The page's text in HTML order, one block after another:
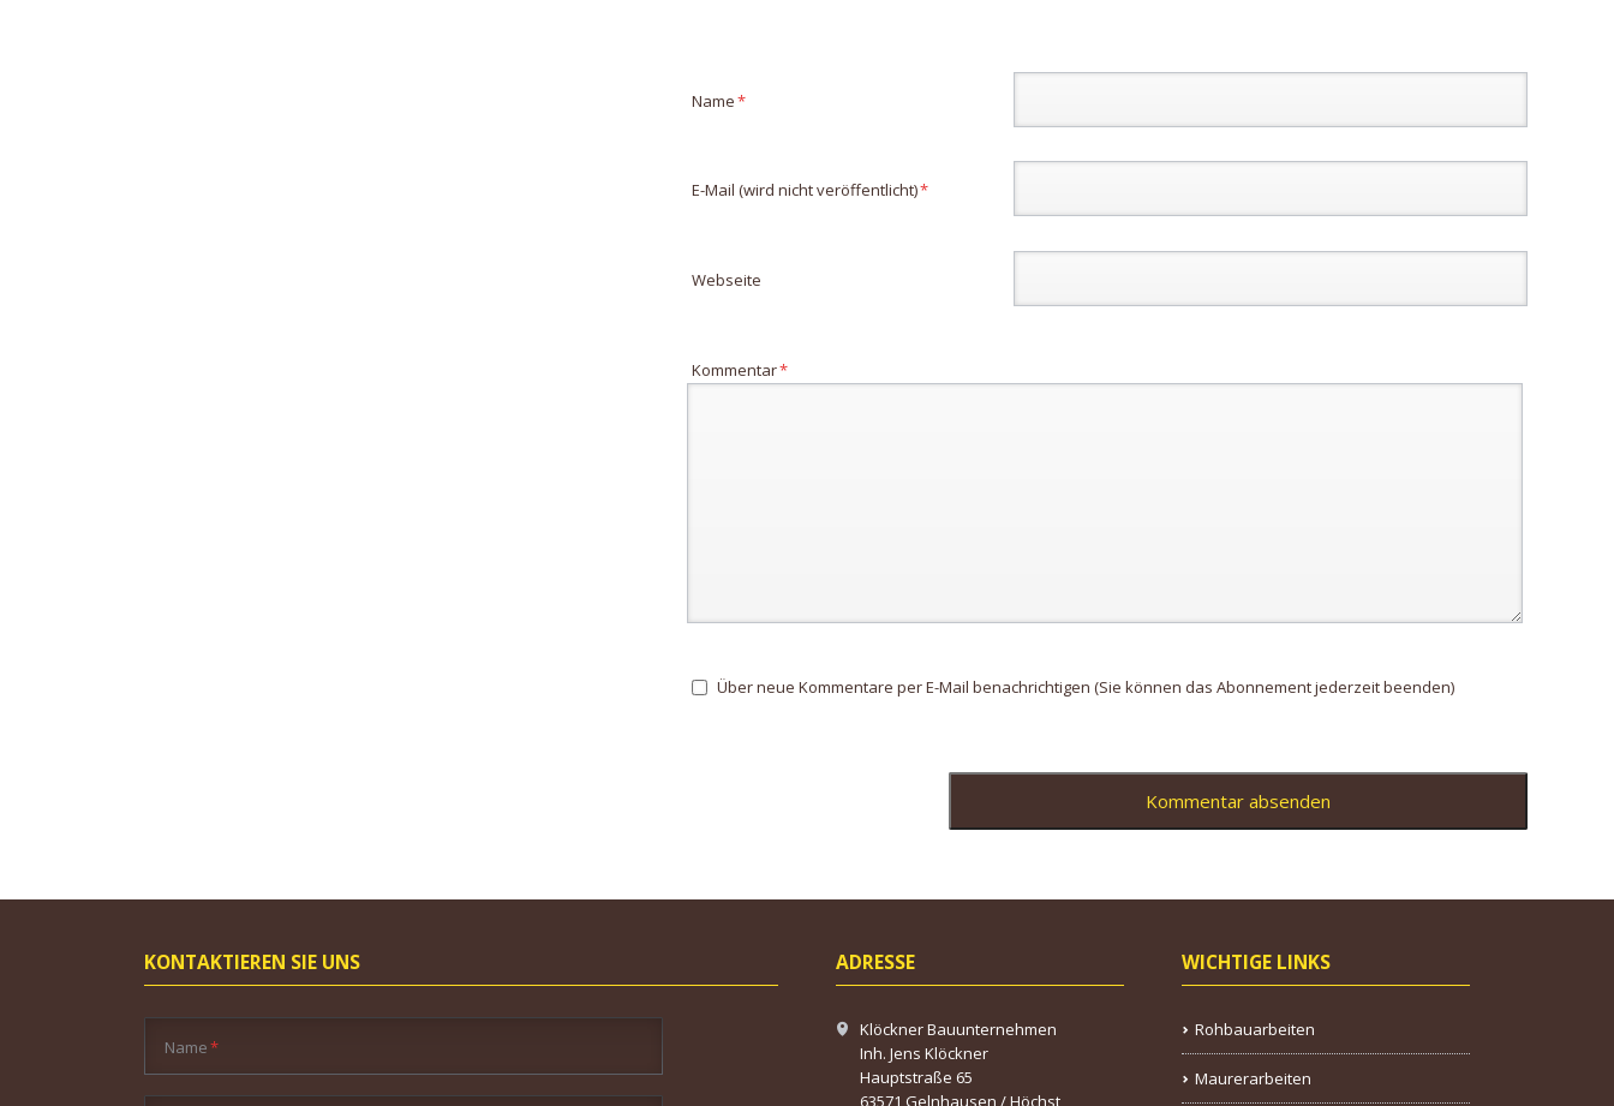
Pflichtfeld
Name*
Pflichtfeld
E-Mail (wird nicht veröffentlicht)*
Webseite
Pflichtfeld
Kommentar*
Über neue Kommentare per E-Mail benachrichtigen (Sie können das Abonnement jederzeit beenden)
Kommentar absenden
KONTAKTIEREN SIE UNS
Pflichtfeld
Name*
ADRESSE
Klöckner Bauunternehmen
Inh. Jens Klöckner
Hauptstraße 65
63571 Gelnhausen / Höchst
WICHTIGE LINKS
Rohbauarbeiten
Maurerarbeiten